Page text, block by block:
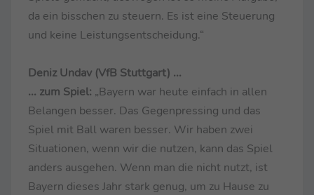
da ein bisschen zu steuern. Es ist eine Steuerung
und keine Leistungsentscheidung.“
Deniz Undav (VfB Stuttgart) ...
... zum Spiel: „Bayern war heute einfach in allen
Belangen besser. Das Gegenpressing und das
Spiel mit Ball waren besser. Wir haben zwei
Situationen, wenn wir die nutzen, kann das Spiel
anders ausgehen. Wenn man die nicht nutzt, ist
Bayern dieses Jahr stark genug, um zu Hause zu